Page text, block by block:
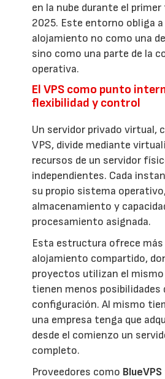
en la nube durante el
2025. Este entorno obliga a
alojamiento no como una
sino como una parte de la
operativa.
El VPS como punto
flexibilidad y control
Un servidor privado virtual,
VPS, divide mediante
recursos de un servidor
independientes. Cada
su propio sistema
almacenamiento y
procesamiento asignada.
Esta estructura ofrece
alojamiento compartido,
proyectos utilizan el
tienen menos posibilidades
configuración. Al mismo
una empresa tenga que
desde el comienzo un
completo.
Proveedores como BlueVPS